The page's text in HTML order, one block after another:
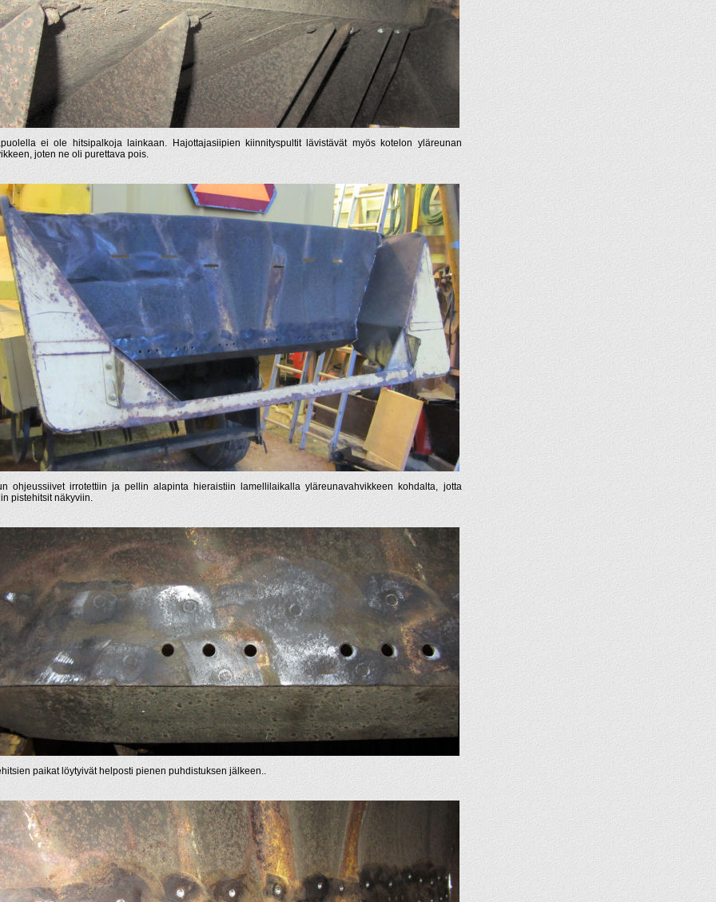
ei ole hitsipalkoja lainkaan. Hajottajasiipien kiinnityspultit lävistävät myös kotelon yläreunan
joten ne oli purettava pois.
ohjeussiivet irrotettiin ja pellin alapinta hieraistiin lamellilaikalla yläreunavahvikkeen kohdalta, jotta
pistehitsit näkyviin.
paikat löytyivät helposti pienen puhdistuksen jälkeen..